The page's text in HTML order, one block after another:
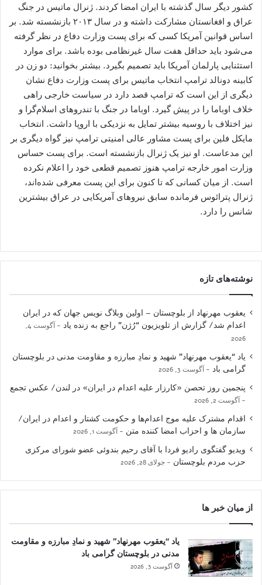
کشور دیگر سال گذشته با ایران امضا کردند. ژنرال ماتیس در جنگ
عراق و افغانستان مشارکت داشته و در سال ۲۰۱۳ بازنشسته شد. بر
اساس قوانین آمریکا کسی که برای پست وزارت دفاع در نظر گرفته
می‌شود باید حداقل هفت سال غیرنظامی بوده باشد. برای موارد
استثنایی پارلمان آمریکا باید تصمیم بگیرد. بیشتر بخوانید: دو زن در
کابینه دونالد ترامپ انتخاب ماتیس برای پست وزارت دفاع نشان
دیگری از این است که ترامپ قصد دارد در سیاست خارجی راهی
خلاف اوباما را در پیش گیرد. اوباما در جنگ با تندروهای اسلام‌گرا و
نیز اختلاف با روسیه بیشتر تمایل به نزدیکی با اروپا داشت. انتخاب
مایکل فلین برای پست مشاور عالی امنیتی ترامپ نیز گواه دیگری بر
این مدعاست. او نیز یک ژنرال بازنشسته است. برای پست حساس
وزارت امور خارجه ترامپ هنوز تصمیم قطعی خود را اعلام نکرده
است. از میان کسانی که تا کنون برای این پست معرفی شده‌اند،
ژنرال پترائوس فرمانده سابق نیروهای آمریکایی در عراق بیشترین
شانس را دارد.
نوشته‌های تازه
یعقوب مهرنهاد از بلوچستان – اولین وبلاگ نویس جهان که در ایران
اعدام شد/ گزارش از تلویزیون “رُژن” راجع به زنده یاد
آگوست 4,
2026
یاد “یعقوب مهرنهاد” شهید و نمادِ مبارزه و مقاومت مدنی در بلوچستان
گرامی باد
آگوست 3, 2026
پنجمین روز تحصن «کارزار علیه اعدام در ایران» در لندن/ عکس تجمع
آگوست 2, 2026
اقدام مشترک علیه موج اعدام‌ها و حکومت کشتار و اعدام در ایران/
سازمان ها و احزاب امضا کننده متن
آگوست 1, 2026
ویدیو گفتگوی رادیو فردا با آقای رحیم بندوئی عضو شورای مرکزی
حزب مردم بلوچستان
جولای 28, 2026
از میان خبر ها
یاد “یعقوب مهرنهاد” شهید و نمادِ مبارزه و مقاومت
مدنی در بلوچستان گرامی باد
آگوست 3, 2026